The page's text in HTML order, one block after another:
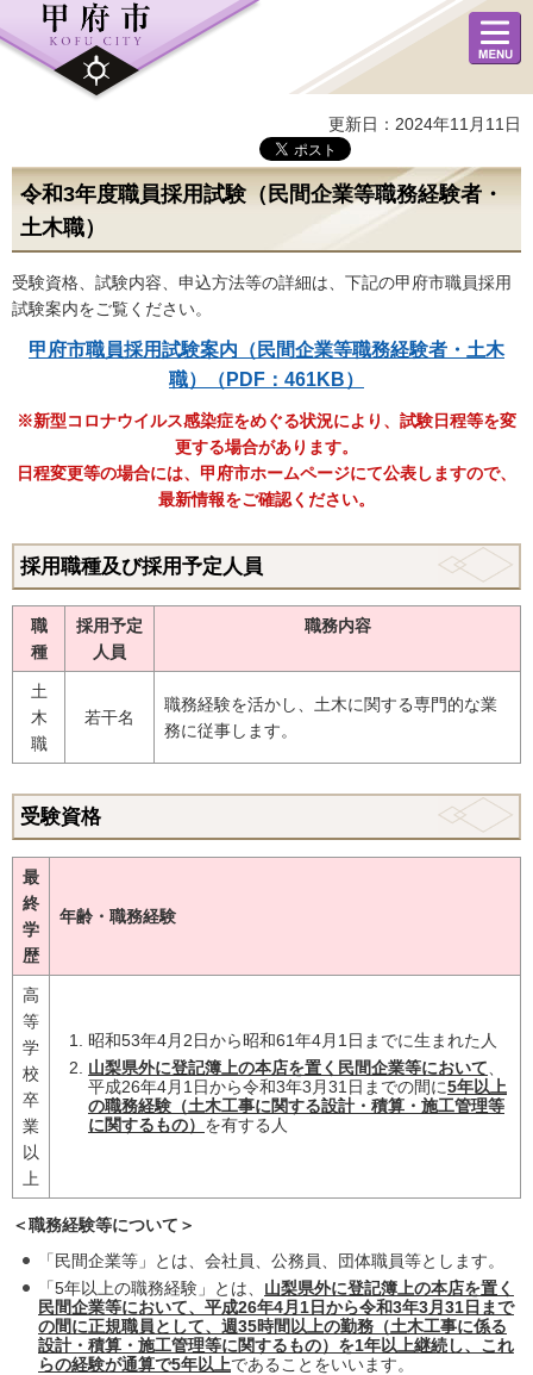
メニュ
ー
更新日：2024年11月11日
令和3年度職員採用試験（民間企業等職務経験者・
土木職）
受験資格、試験内容、申込方法等の詳細は、下記の甲府市職員採用
試験案内をご覧ください。
甲府市職員採用試験案内（民間企業等職務経験者・土木
職）（PDF：461KB）
※新型コロナウイルス感染症をめぐる状況により、試験日程等を変
更する場合があります。
日程変更等の場合には、甲府市ホームページにて公表しますので、
最新情報をご確認ください。
採用職種及び採用予定人員
職
種
採用予定
人員
職務内容
土
木
職
若干名
職務経験を活かし、土木に関する専門的な業
務に従事します。
受験資格
最
終
学
歴
年齢・職務経験
高
等
学
校
卒
業
以
上
昭和53年4月2日から昭和61年4月1日までに生まれた人
山梨県外に登記簿上の本店を置く民間企業等において、
平成26年4月1日から令和3年3月31日までの間に5年以上
の職務経験（土木工事に関する設計・積算・施工管理等
に関するもの） を有する人
＜職務経験等について＞
「民間企業等」とは、会社員、公務員、団体職員等とします。
「5年以上の職務経験」とは、 山梨県外に登記簿上の本店を置く
民間企業等において、平成26年4月1日から令和3年3月31日まで
の間に正規職員として、週35時間以上の勤務（土木工事に係る
設計・積算・施工管理等に関するもの）を1年以上継続し、これ
らの経験が通算で5年以上であることをいいます。